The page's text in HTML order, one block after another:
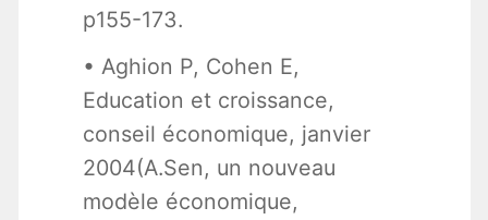
p155-173.
• Aghion P, Cohen E,
Education et croissance,
conseil économique, janvier
2004(A.Sen, un nouveau
modèle économique,